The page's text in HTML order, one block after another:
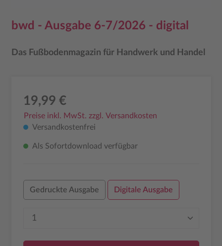
bwd - Ausgabe 6-7/2026 - digital
Das Fußbodenmagazin für Handwerk und Handel
19,99 €
Preise inkl. MwSt. zzgl. Versandkosten
Versandkostenfrei
Als Sofortdownload verfügbar
Gedruckte Ausgabe Digitale Ausgabe
Produkt Anzahl: Gib den gewünschten